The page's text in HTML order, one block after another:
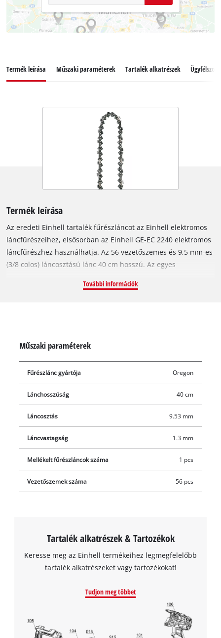
Termék leírása Műszaki paraméterek Tartalék alkatrészek
Termék leírása
Az eredeti Einhell tartalék fűrészláncot az Einhell elektromos
láncfűrészeihez, elsősorban az Einhell GE-EC 2240 elektromos
láncfűrészhez használhatja. Az 56 vezetőszemes és 9,5 mm-es
(3/8 colos) láncosztású lánc 40 cm hosszú. Az egyes
További információk
Műszaki paraméterek
Fűrészlánc gyártója Oregon
Lánchosszúság 40 cm
Láncosztás 9.53 mm
Láncvastagság 1.3 mm
Mellékelt fűrészláncok száma 1 pcs
Vezetőszemek száma 56 pcs
Tartalék alkatrészek & Tartozékok
Keresse meg az Einhell termékeihez legmegfelelőbb
tartalék alkatrészeket vagy tartozékokat!
Tudjon meg többet